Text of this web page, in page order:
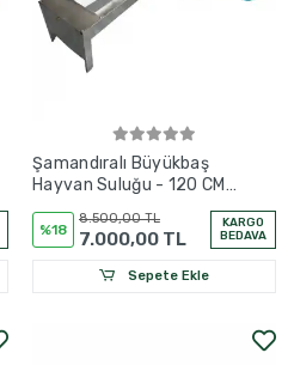
Şamandıralı Büyükbaş
Hayvan Suluğu - 120 CM -
%18
8.500,00 TL
7.000,00 TL
KARGO
BEDAVA
Sepete Ekle